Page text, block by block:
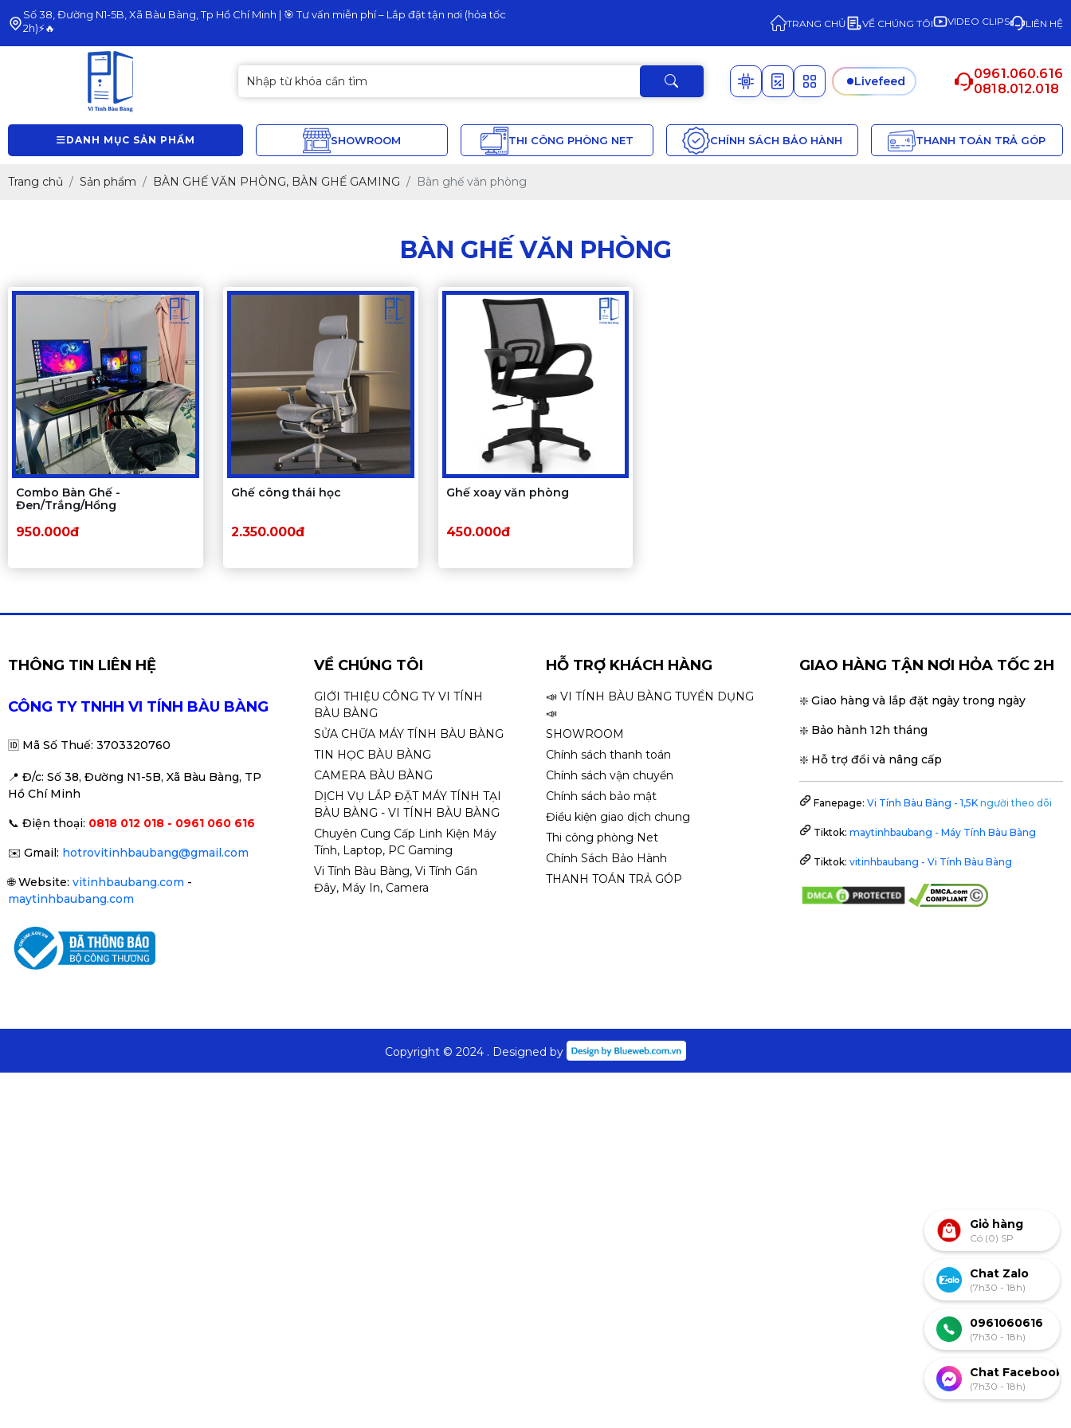
Số 38, Đường N1-5B, Xã Bàu Bàng, Tp Hồ Chí Minh | 🎯 Tư vấn miễn phí – Lắp đặt tận nơi (hỏa tốc
2h)⚡🔥
TRANG CHỦ VỀ CHÚNG TÔI VIDEO CLIPS LIÊN HỆ
Livefeed
0961.060.616
0818.012.018
DANH MỤC SẢN PHẨM SHOWROOM THI CÔNG PHÒNG NET CHÍNH SÁCH BẢO HÀNH THANH TOÁN TRẢ GÓP
Trang chủ Sản phẩm BÀN GHẾ VĂN PHÒNG, BÀN GHẾ GAMING Bàn ghế văn phòng
BÀN GHẾ VĂN PHÒNG
Combo Bàn Ghế -
Đen/Trắng/Hồng
950.000đ
Ghế công thái học
2.350.000đ
Ghế xoay văn phòng
450.000đ
THÔNG TIN LIÊN HỆ
CÔNG TY TNHH VI TÍNH BÀU BÀNG
🆔 Mã Số Thuế: 3703320760
📍 Đ/c: Số 38, Đường N1-5B, Xã Bàu Bàng, TP
Hồ Chí Minh
📞 Điện thoại: 0818 012 018 - 0961 060 616
✉️ Gmail: hotrovitinhbaubang@gmail.com
🌐Website: vitinhbaubang.com -
maytinhbaubang.com
VỀ CHÚNG TÔI
GIỚI THIỆU CÔNG TY VI TÍNH
BÀU BÀNG
SỬA CHỮA MÁY TÍNH BÀU BÀNG
TIN HỌC BÀU BÀNG
CAMERA BÀU BÀNG
DỊCH VỤ LẮP ĐẶT MÁY TÍNH TẠI
BÀU BÀNG - VI TÍNH BÀU BÀNG
Chuyên Cung Cấp Linh Kiện Máy
Tính, Laptop, PC Gaming
Vi Tính Bàu Bàng, Vi Tính Gần
Đây, Máy In, Camera
HỖ TRỢ KHÁCH HÀNG
📣 VI TÍNH BÀU BÀNG TUYỂN DỤNG
📣
SHOWROOM
Chính sách thanh toán
Chính sách vận chuyển
Chính sách bảo mật
Điều kiện giao dịch chung
Thi công phòng Net
Chính Sách Bảo Hành
THANH TOÁN TRẢ GÓP
GIAO HÀNG TẬN NƠI HỎA TỐC 2H
❇️ Giao hàng và lắp đặt ngày trong ngày
❇️ Bảo hành 12h tháng
❇️ Hỗ trợ đổi và nâng cấp
Fanepage: Vi Tính Bàu Bàng - 1,5K người theo dõi
Tiktok: maytinhbaubang - Máy Tính Bàu Bàng
Tiktok: vitinhbaubang - Vi Tính Bàu Bàng
Copyright © 2024 . Designed by
Giỏ hàng
Có (0) SP
Chat Zalo
(7h30 - 18h)
0961060616
(7h30 - 18h)
Chat Facebook
(7h30 - 18h)